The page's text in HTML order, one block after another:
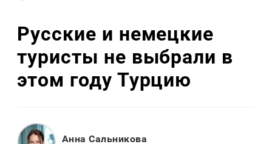
Русские и немецкие
туристы не выбрали в
этом году Турцию
Анна Сальникова